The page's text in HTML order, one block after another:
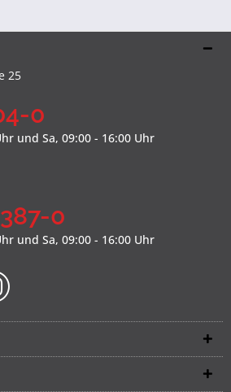
25
0
und Sa, 09:00 - 16:00 Uhr
0
und Sa, 09:00 - 16:00 Uhr